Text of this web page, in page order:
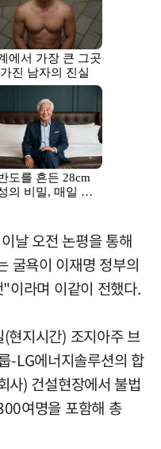
날 오전 논평을 통해
굴욕이 이재명 정부의
이라며 이같이 전했다.
현지시간) 조지아주 브
-LG에너지솔루션의 합
사) 건설현장에서 불법
여명을 포함해 총